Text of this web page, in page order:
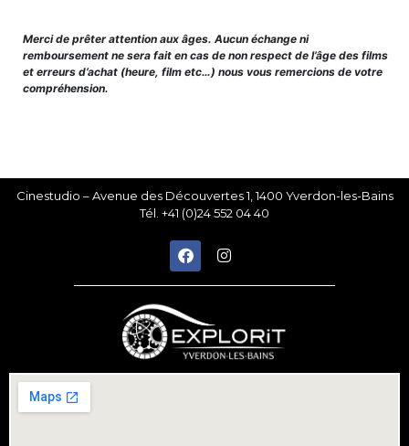
Merci de prêter attention aux âges. Aucun échange ni
remboursement ne sera fait en cas de non respect de l’âge des films
et erreurs d’achat (heure, film etc…) nous vous remercions de votre
compréhension.
Cinestudio – Avenue des Découvertes 1, 1400 Yverdon-les-Bains
Tél. +41 (0)24 552 04 40